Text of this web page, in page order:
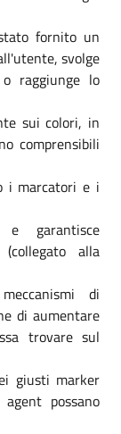
fornito un
svolge
raggiunge lo
sui colori, in
comprensibili
i marcatori e i
garantisce
alla
di
di aumentare
trovare sul
giusti marker
possano